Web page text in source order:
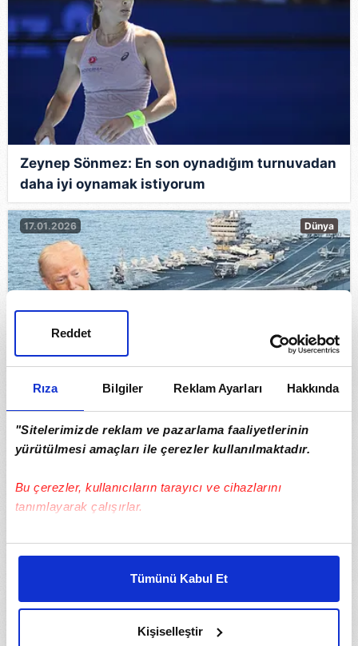
Rıza Bilgiler Reklam Ayarları Hakkında
"Sitelerimizde reklam ve pazarlama faaliyetlerinin
yürütülmesi amaçları ile çerezler kullanılmaktadır.
Bu çerezler, kullanıcıların tarayıcı ve cihazlarını
tanımlayarak çalışırlar.
Bu çerezlere izin vermeniz halinde sizlere özel
daha iyi reklam deneyimi yaşatabiliriz. Bunu yaparken
amacımızın size daha iyi bir reklam deneyimi sunmak
elimizden gelen çabayı gösterdiğimizi ve bu noktada,
Tümünü Kabul Et
Kişiselleştir
Reddet
Zeynep Sönmez: En son oynadığım turnuvadan
daha iyi oynamak istiyorum
17.01.2026 Dünya
Trump’ın savaş oyunu
05.01.2026